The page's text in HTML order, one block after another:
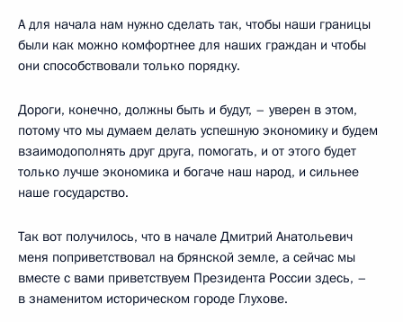
А для начала нам нужно сделать так, чтобы наши границы
были как можно комфортнее для наших граждан и чтобы
они способствовали только порядку.
Дороги, конечно, должны быть и будут, – уверен в этом,
потому что мы думаем делать успешную экономику и будем
взаимодополнять друг друга, помогать, и от этого будет
только лучше экономика и богаче наш народ, и сильнее
наше государство.
Так вот получилось, что в начале Дмитрий Анатольевич
меня поприветствовал на брянской земле, а сейчас мы
вместе с вами приветствуем Президента России здесь, –
в знаменитом историческом городе Глухове.